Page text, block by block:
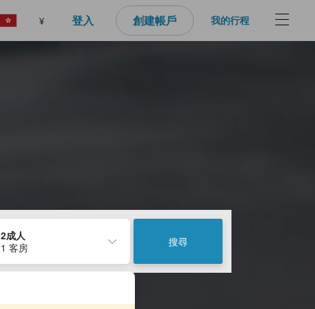
¥ 登入 創建帳戶 我的行程
2成人
1 客房
搜尋